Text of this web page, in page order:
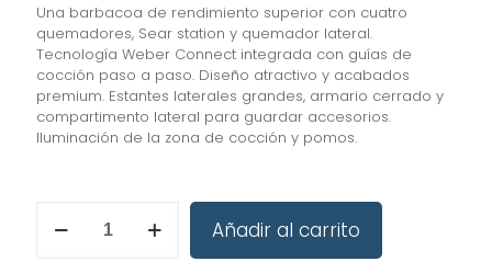
Una barbacoa de rendimiento superior con cuatro
quemadores, Sear station y quemador lateral.
Tecnología Weber Connect integrada con guías de
cocción paso a paso. Diseño atractivo y acabados
premium. Estantes laterales grandes, armario cerrado y
compartimento lateral para guardar accesorios.
Iluminación de la zona de cocción y pomos.
EPX-
Añadir al carrito